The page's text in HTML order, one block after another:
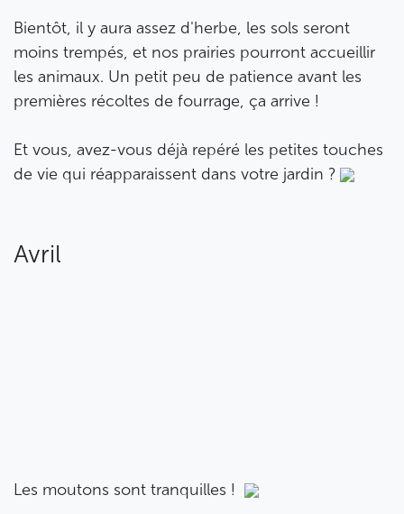
Bientôt, il y aura assez d'herbe, les sols seront
moins trempés, et nos prairies pourront accueillir
les animaux. Un petit peu de patience avant les
premières récoltes de fourrage, ça arrive !
Et vous, avez-vous déjà repéré les petites touches
de vie qui réapparaissent dans votre jardin ?
Avril
Les moutons sont tranquilles !